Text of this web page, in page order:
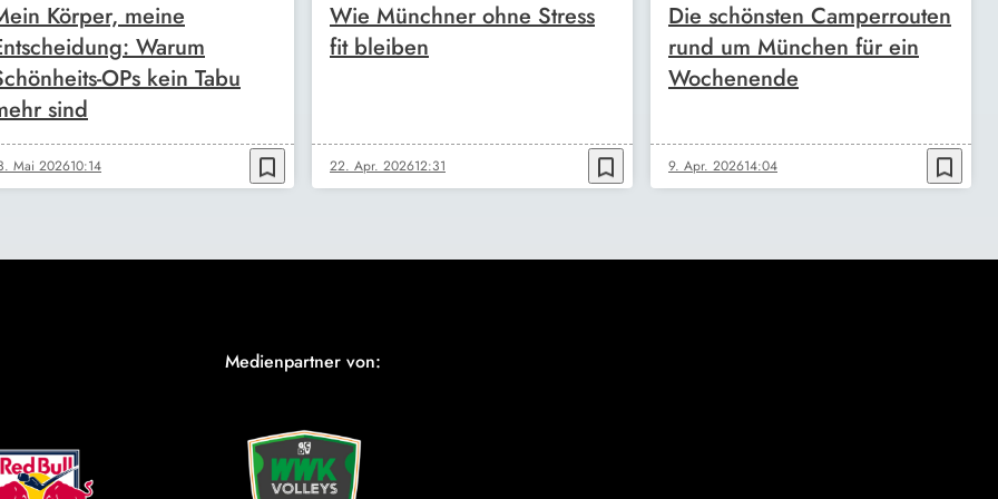
Körper, meine
Warum
OPs kein Tabu
sind
Mai 202610:14 bookmark_border
Wie Münchner ohne Stress
fit bleiben
22. Apr. 202612:31 bookmark_border
Die schönsten Camperrouten
rund um München für ein
Wochenende
9. Apr. 202614:04 bookmark_border
Medienpartner von: